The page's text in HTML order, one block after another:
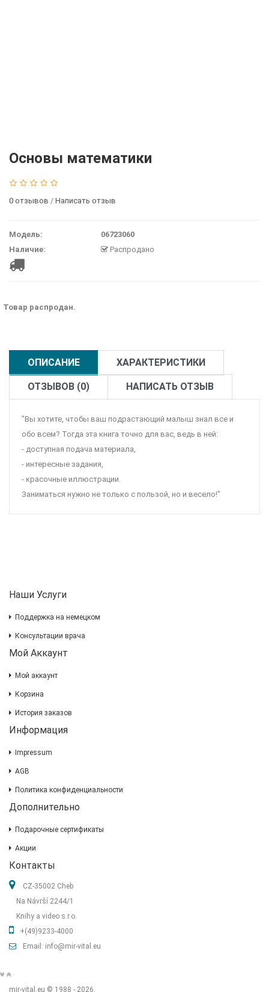
Основы математики
0 отзывов / Написать отзыв
Модель:
06723060
Наличие:
Распродано
Товар распродан.
ОПИСАНИЕ ХАРАКТЕРИСТИКИ
ОТЗЫВОВ (0) НАПИСАТЬ ОТЗЫВ
"Вы хотите, чтобы ваш подрастающий малыш знал все и
обо всем? Тогда эта книга точно для вас, ведь в ней:
- доступная подача материала,
- интересные задания,
- красочные иллюстрации.
Заниматься нужно не только с пользой, но и весело!"
Наши Услуги
Поддержка на немецком
Консультации врача
Мой Аккаунт
Мой аккаунт
Корзина
История заказов
Информация
Impressum
AGB
Политика конфиденциальности
Дополнительно
Подарочные сертификаты
Акции
Контакты
CZ-35002 Cheb
Na Návrší 2244/1
Knihy a video s.r.o.
+(49)9233-4000
Email: info@mir-vital.eu
mir-vital.eu © 1988 - 2026.